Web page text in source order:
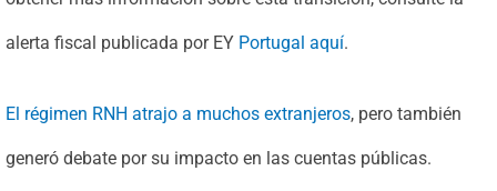
alerta fiscal publicada por EY Portugal aquí.
El régimen RNH atrajo a muchos extranjeros, pero también
generó debate por su impacto en las cuentas públicas.